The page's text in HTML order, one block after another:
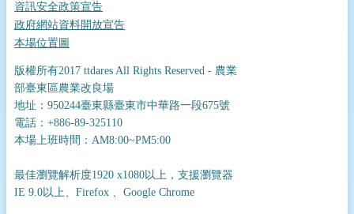
資訊安全政策宣告
政府網站資料開放宣告
本場位置圖
版權所有2017 ttdares All Rights Reserved - 農業
部臺東區農業改良場
地址：950244臺東縣臺東市中華路一段675號
電話：+886-89-325110
本場上班時間：AM8:00~PM5:00
最佳瀏覽解析度1920 x1080以上，支援瀏覽器
IE 9.0以上、Firefox 、Google Chrome